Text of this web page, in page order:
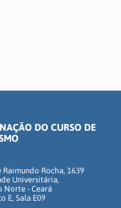
DO CURSO DE
Raimundo Rocha, 1639
Universitária,
Norte - Ceará
E, Sala E09